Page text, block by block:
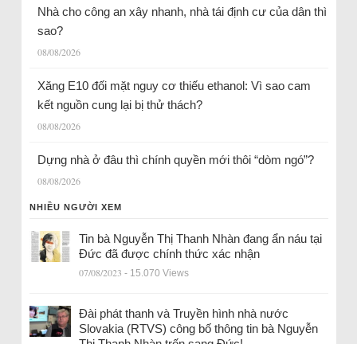
Nhà cho công an xây nhanh, nhà tái định cư của dân thì
sao?
08/08/2026
Xăng E10 đối mặt nguy cơ thiếu ethanol: Vì sao cam
kết nguồn cung lại bị thử thách?
08/08/2026
Dựng nhà ở đâu thì chính quyền mới thôi “dòm ngó”?
08/08/2026
NHIỀU NGƯỜI XEM
Tin bà Nguyễn Thị Thanh Nhàn đang ẩn náu tại
Đức đã được chính thức xác nhận
07/08/2023 - 15.070 Views
Đài phát thanh và Truyền hình nhà nước
Slovakia (RTVS) công bố thông tin bà Nguyễn